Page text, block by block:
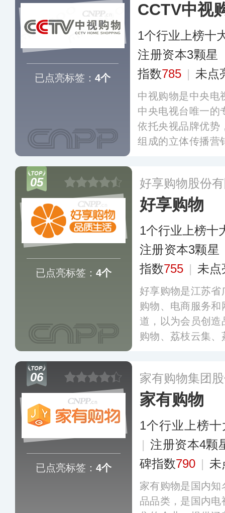
已点亮标签： 4个
CCTV中视
1个行业上榜十
注册资本3颗星
指数785 | 未点
中视购物是中央电
中央电视台唯一的
依托央视品牌优势
组成的立体传播营
05
已点亮标签： 4个
好享购物股份
好享购物
1个行业上榜十
注册资本3颗星
指数755 | 未点
好享购物是江苏
购物、电商服务
道，以为会员创
购物、荔枝云集
电商、电话、店
更多
06
已点亮标签： 4个
家有购物集团
家有购物
1个行业上榜
| 注册资本4颗
碑指数790 | 未
家有购物是国内
品品类，是国内